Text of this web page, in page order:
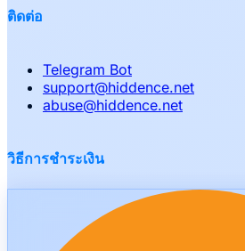
ติดต่อ
Telegram Bot
support@hiddence.net
abuse@hiddence.net
วิธีการชำระเงิน